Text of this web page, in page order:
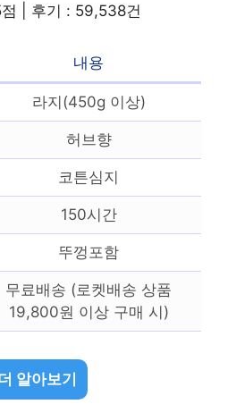
| 후기 : 59,538건
내용
라지(450g 이상)
허브향
코튼심지
150시간
뚜껑포함
무료배송 (로켓배송 상품
19,800원 이상 구매 시)
알아보기